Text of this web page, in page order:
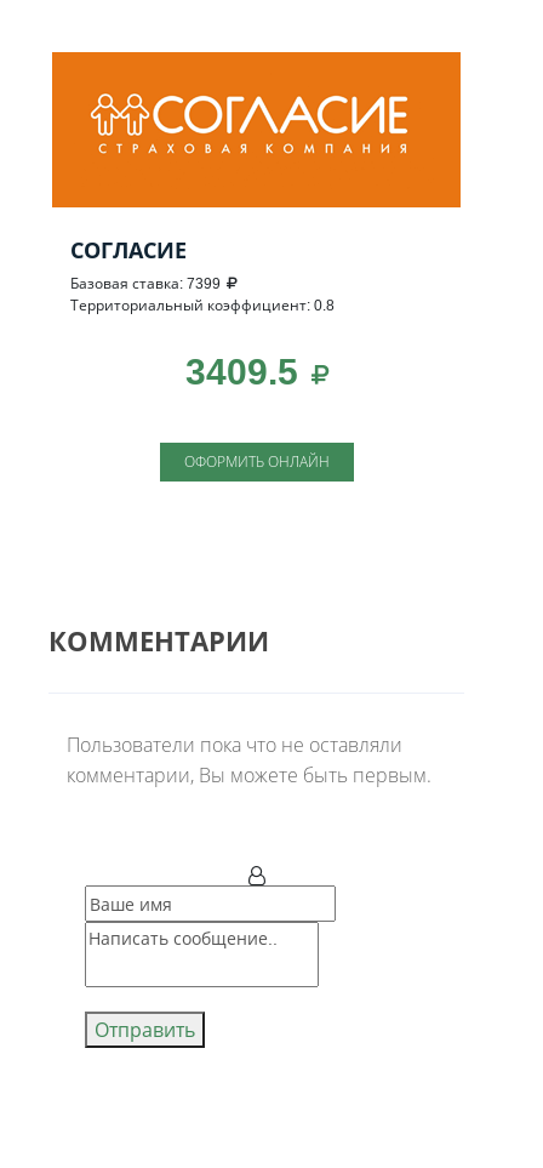
СОГЛАСИЕ
Базовая ставка: 7399
Территориальный коэффициент: 0.8
3409.5
ОФОРМИТЬ ОНЛАЙН
КОММЕНТАРИИ
Пользователи пока что не оставляли
комментарии, Вы можете быть первым.
Отправить